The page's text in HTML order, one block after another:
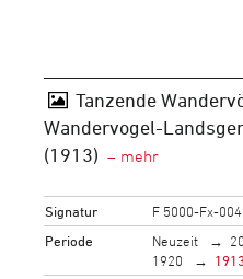
Tanzende
Wandervogel-
(1913)
Signatur
F 5000-Fx-004
Periode
Neuzeit
1920
1913